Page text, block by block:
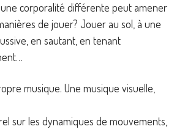
corporalité différente peut amener
de jouer? Jouer au sol, à une
en sautant, en tenant
musique. Une musique visuelle,
sur les dynamiques de mouvements,